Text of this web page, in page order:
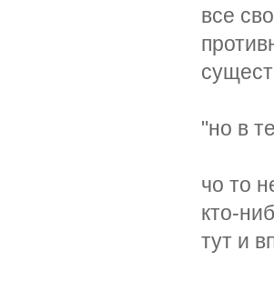
все
"но в
чо то
кто-
тут и